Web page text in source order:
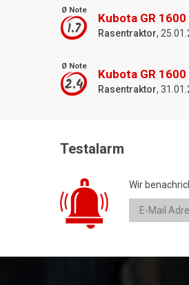
Ø Note
1.7
Kubota GR 1600
Rasentraktor,
Ø Note
2.4
Kubota GR 1600
Rasentraktor,
Testalarm
Wir